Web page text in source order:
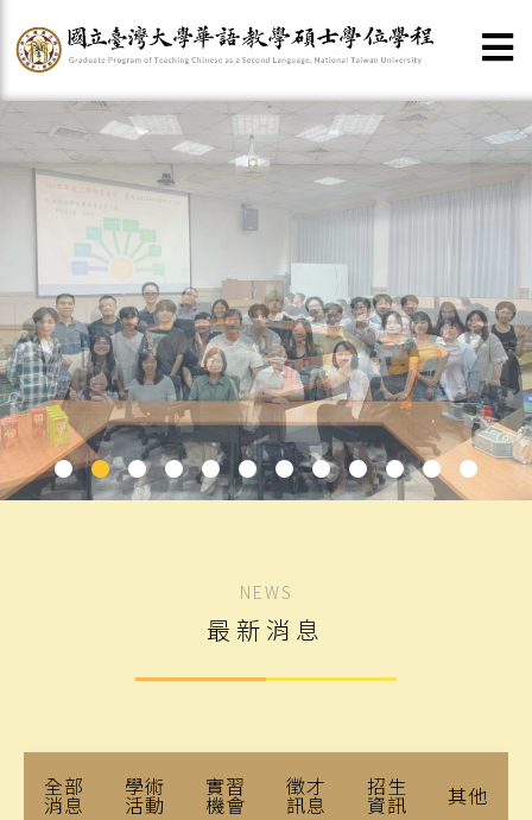
NEWS
最新消息
全部
消息
學術
活動
實習
機會
徵才
訊息
招生
資訊 其他